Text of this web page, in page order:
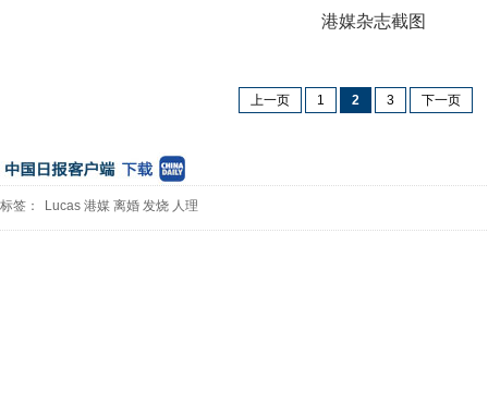
港媒杂志截图
上一页 1 2 3 下一页
标签： Lucas 港媒 离婚 发烧 人理